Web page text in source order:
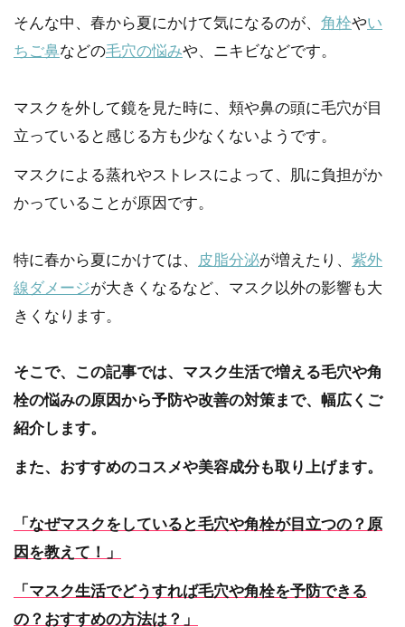
そんな中、春から夏にかけて気になるのが、 角栓やい
ちご鼻などの毛穴の悩みや、ニキビなどです。
マスクを外して鏡を見た時に、頬や鼻の頭に毛穴が目
立っていると感じる方も少なくないようです。
マスクによる蒸れやストレスによって、肌に負担がか
かっていることが原因です。
特に春から夏にかけては、 皮脂分泌が増えたり、 紫外
線ダメージが大きくなるなど、マスク以外の影響も大
きくなります。
そこで、この記事では、マスク生活で増える毛穴や角
栓の悩みの原因から予防や改善の対策まで、幅広くご
紹介します。
また、おすすめのコスメや美容成分も取り上げます。
「なぜマスクをしていると毛穴や角栓が目立つの？原
因を教えて！」
「マスク生活でどうすれば毛穴や角栓を予防できる
の？おすすめの方法は？」